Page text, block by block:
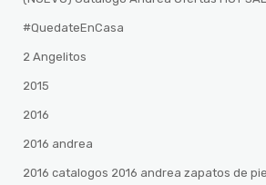
#QuedateEnCasa
2 Angelitos
2015
2016
2016 andrea
2016 catalogos 2016 andrea zapatos de